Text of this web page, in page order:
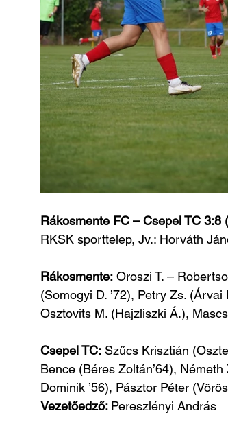
Rákosmente FC – Csepel TC 3:8
RKSK sporttelep, Jv.: Horváth
Rákosmente: Oroszi T. –
(Somogyi D. ’72), Petry Zs.
Osztovits M. (Hajzliszki Á.),
Csepel TC: Szűcs Krisztián
Bence (Béres Zoltán’64),
Dominik ’56), Pásztor Péter
Vezetőedző: Pereszlényi András